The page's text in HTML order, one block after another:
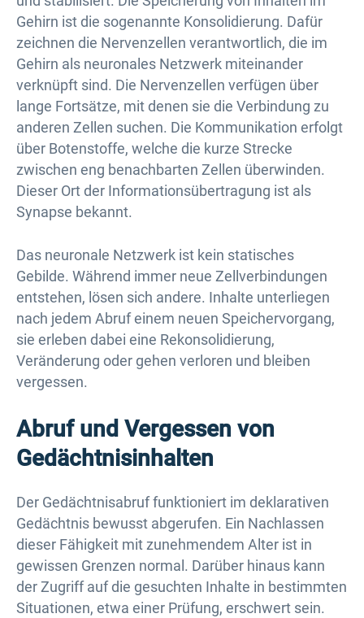
Gehirn ist die sogenannte Konsolidierung. Dafür
zeichnen die Nervenzellen verantwortlich, die im
Gehirn als neuronales Netzwerk miteinander
verknüpft sind. Die Nervenzellen verfügen über
lange Fortsätze, mit denen sie die Verbindung zu
anderen Zellen suchen. Die Kommunikation erfolgt
über Botenstoffe, welche die kurze Strecke
zwischen eng benachbarten Zellen überwinden.
Dieser Ort der Informationsübertragung ist als
Synapse bekannt.
Das neuronale Netzwerk ist kein statisches
Gebilde. Während immer neue Zellverbindungen
entstehen, lösen sich andere. Inhalte unterliegen
nach jedem Abruf einem neuen Speichervorgang,
sie erleben dabei eine Rekonsolidierung,
Veränderung oder gehen verloren und bleiben
vergessen.
Abruf und Vergessen von
Gedächtnisinhalten
Der Gedächtnisabruf funktioniert im deklarativen
Gedächtnis bewusst abgerufen. Ein Nachlassen
dieser Fähigkeit mit zunehmendem Alter ist in
gewissen Grenzen normal. Darüber hinaus kann
der Zugriff auf die gesuchten Inhalte in bestimmten
Situationen, etwa einer Prüfung, erschwert sein.